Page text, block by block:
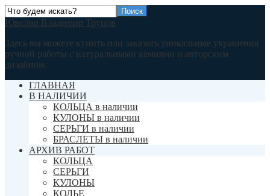
Ювелир Владимир Трунов
Здесь вы можете купить или заказать уникальные украшения
ручной работы с натуральными камнями и авторским
дизайном.
ГЛАВНАЯ
В НАЛИЧИИ
КОЛЬЦА в наличии
КУЛОНЫ в наличии
СЕРЬГИ в наличии
БРАСЛЕТЫ в наличии
АРХИВ РАБОТ
КОЛЬЦА
СЕРЬГИ
КУЛОНЫ
КОЛЬЕ